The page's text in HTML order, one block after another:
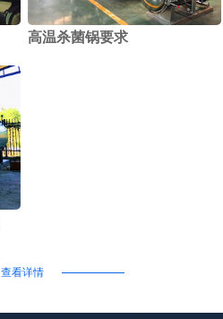
高温杀菌锅要求
查看详情